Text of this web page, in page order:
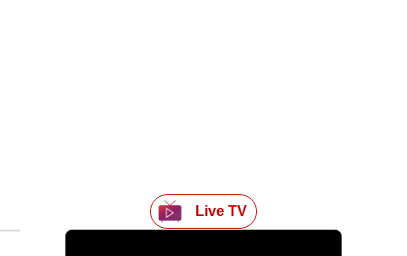
Live TV